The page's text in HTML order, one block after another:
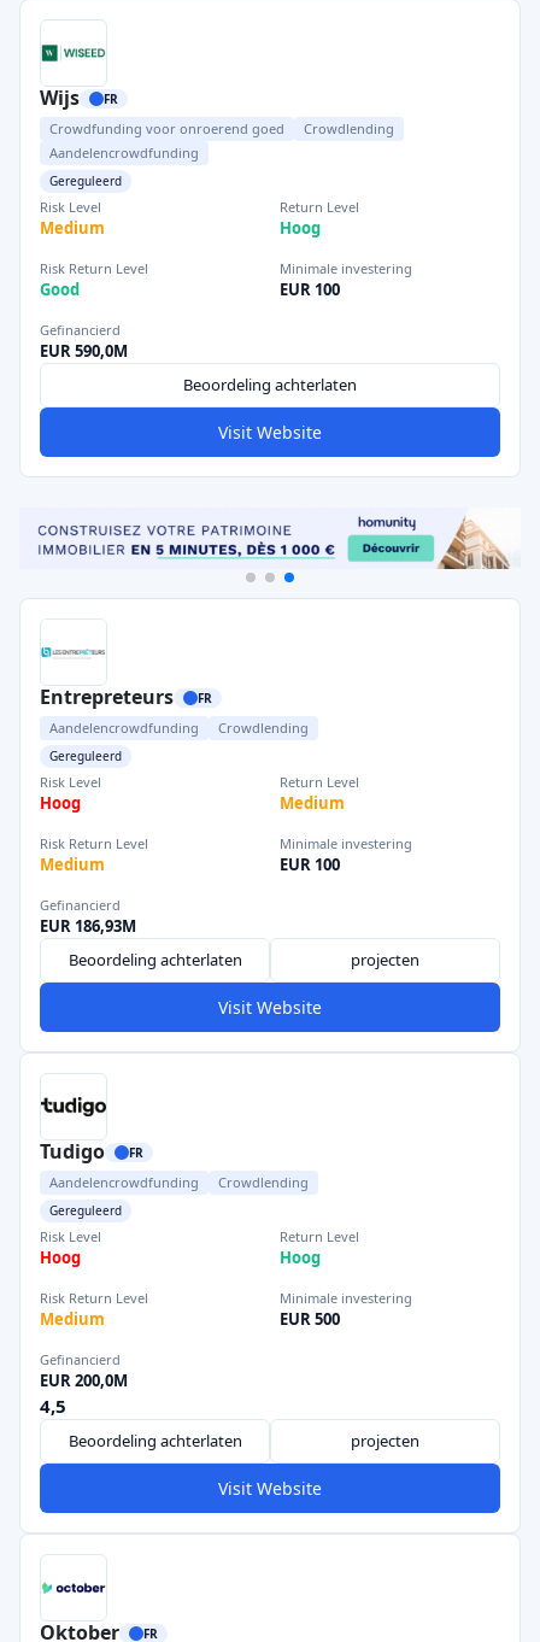
Wijs FR
Crowdfunding voor onroerend goed
Crowdlending
Aandelencrowdfunding
Gereguleerd
Risk Level
Medium
Return Level
Hoog
Risk Return Level
Good
Minimale investering
EUR 100
Gefinancierd
EUR 590,0M
Beoordeling achterlaten
Visit Website
Entrepreteurs FR
Aandelencrowdfunding Crowdlending
Gereguleerd
Risk Level
Hoog
Return Level
Medium
Risk Return Level
Medium
Minimale investering
EUR 100
Gefinancierd
EUR 186,93M
Beoordeling achterlaten
projecten
Visit Website
Tudigo FR
Aandelencrowdfunding Crowdlending
Gereguleerd
Risk Level
Hoog
Return Level
Hoog
Risk Return Level
Medium
Minimale investering
EUR 500
Gefinancierd
EUR 200,0M
4,5
Beoordeling achterlaten projecten
Visit Website
Oktober FR